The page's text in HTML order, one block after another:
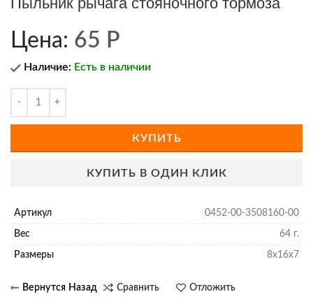
Цена: 65 Р
Наличие: Есть в наличии
КУПИТЬ
КУПИТЬ В ОДИН КЛИК
Артикул 0452-00-3508160-00
Вес 64 г.
Размеры 8х16х7
Сравнить Отложить